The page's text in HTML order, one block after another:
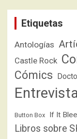
Etiquetas
Antologías
Castle Rock
Cómics
Button Box If It
Libros sobre